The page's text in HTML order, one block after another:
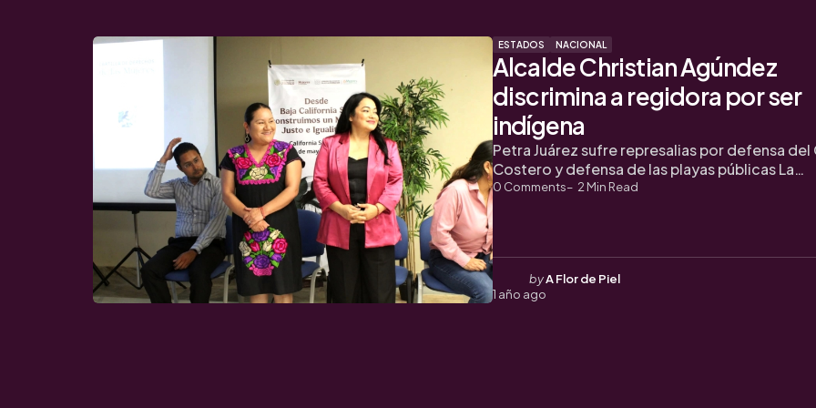
ESTADOS NACIONAL
Alcalde Christian Agúndez
discrimina a regidora por ser
indígena
0 Comments 2 Min Read
Petra Juárez sufre represalias por defensa del
Costero y defensa de las playas públicas La…
Posted
by
byA Flor de Piel
1 año ago